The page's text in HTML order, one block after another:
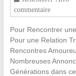
commentaire
Pour Rencontrer
Pour une Relation
Rencontres
Nombreuses
Générations dans